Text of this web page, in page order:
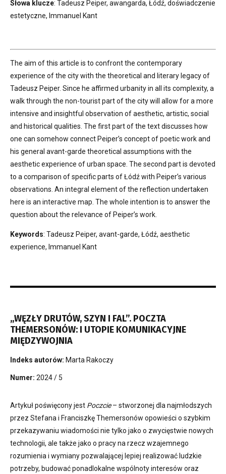
Słowa klucze: Tadeusz Peiper, awangarda, Łódź, doświadczenie
estetyczne, Immanuel Kant
The aim of this article is to confront the contemporary
experience of the city with the theoretical and literary legacy of
Tadeusz Peiper. Since he affirmed urbanity in all its complexity, a
walk through the non-tourist part of the city will allow for a more
intensive and insightful observation of aesthetic, artistic, social
and historical qualities. The first part of the text discusses how
one can somehow connect Peiper’s concept of poetic work and
his general avant-garde theoretical assumptions with the
aesthetic experience of urban space. The second part is devoted
to a comparison of specific parts of Łódź with Peiper’s various
observations. An integral element of the reflection undertaken
here is an interactive map. The whole intention is to answer the
question about the relevance of Peiper’s work.
Keywords: Tadeusz Peiper, avant-garde, Łódź, aesthetic
experience, Immanuel Kant
„WĘZŁY DRUTÓW, SZYN I FAL”. POCZTA
THEMERSONÓW: I UTOPIE KOMUNIKACYJNE
MIĘDZYWOJNIA
Indeks autorów: Marta Rakoczy
Numer: 2024 / 5
Artykuł poświęcony jest Poczcie– stworzonej dla najmłodszych
przez Stefana i Franciszkę Themersonów opowieści o szybkim
przekazywaniu wiadomości nie tylko jako o zwycięstwie nowych
technologii, ale także jako o pracy na rzecz wzajemnego
rozumienia i wymiany pozwalającej lepiej realizować ludzkie
potrzeby, budować ponadlokalne wspólnoty interesów oraz